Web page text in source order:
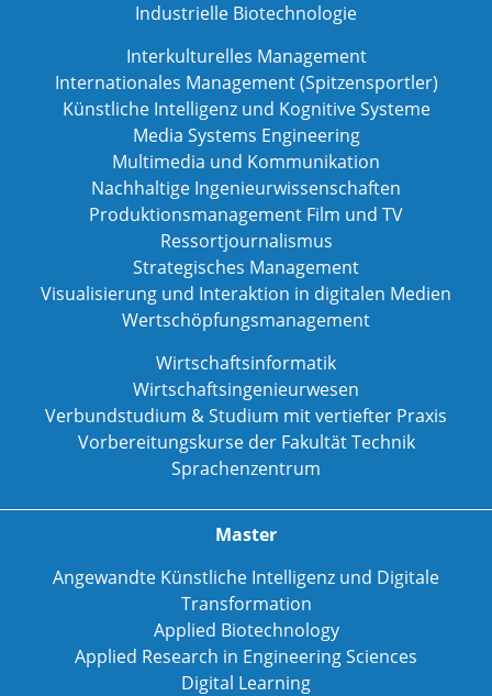
Industrielle Biotechnologie
Interkulturelles Management
Internationales Management (Spitzensportler)
Künstliche Intelligenz und Kognitive Systeme
Media Systems Engineering
Multimedia und Kommunikation
Nachhaltige Ingenieurwissenschaften
Produktionsmanagement Film und TV
Ressortjournalismus
Strategisches Management
Visualisierung und Interaktion in digitalen Medien
Wertschöpfungsmanagement
Wirtschaftsinformatik
Wirtschaftsingenieurwesen
Verbundstudium & Studium mit vertiefter Praxis
Vorbereitungskurse der Fakultät Technik
Sprachenzentrum
Master
Angewandte Künstliche Intelligenz und Digitale
Transformation
Applied Biotechnology
Applied Research in Engineering Sciences
Digital Learning